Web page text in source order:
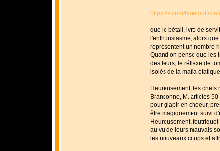
https://x.com/bluetouff/
que le bétail, ivre de
l'enthousiasme, alors
représentent un nombre
Quand on pense que les
des leurs, le réflexe de
isolés de la mafia
Heureusement, les chefs
Branconno, M. articles
pour glapir en choeur,
être magiquement suivi
Heureusement,
au vu de leurs mauvais
les nouveaux coups et